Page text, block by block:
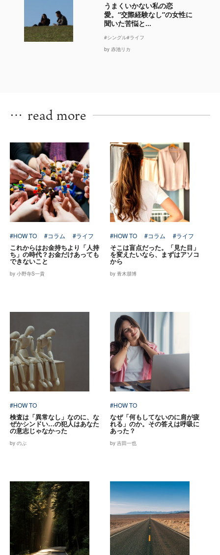
うまくいかない私の恋
愛。“交際経験なし”の女性に
聞いた苦悩と...
#シングル#ライフ
by 赤池リカ
… read more
#HOW TO #コラム #ライフ
これからはお金持ちより「人持
ち」の時代？お金だけあっても
できないこと
by 小野寺S一貴
#HOW TO #コラム #ライフ
そこは盲点だった。「見た目」
を変えたいなら、まずはアソコ
から
by 青木朋博
#HOW TO
検査は「異常なし」なのに、な
ぜかシンドい…の犯人はあなた
の意志じゃなかった
by のぶ
#HOW TO
なぜ「何もしてないのに肩が疲
れる」のか。その答えは呼吸に
あった？
by 吉田一也